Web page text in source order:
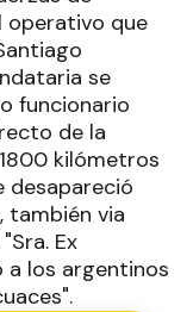
operativo que
se
funcionario
de la
kilómetros
desapareció
también via
Ex
a los argentinos